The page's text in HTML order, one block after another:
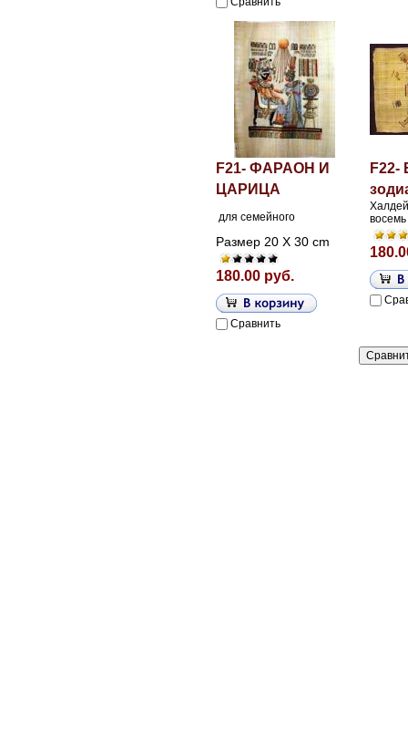
F21- ФАРАОН И
ЦАРИЦА
для семейного
Размер 20 X 30 cm
180.00 руб.
Сравнить
F22-
восемь